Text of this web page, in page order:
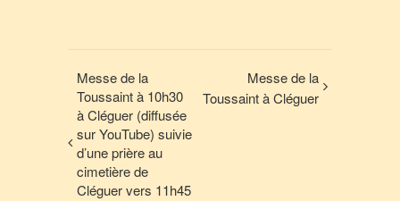
Messe de la
Toussaint à 10h30
à Cléguer (diffusée
sur YouTube) suivie
d’une prière au
cimetière de
Cléguer vers 11h45
Messe de la
Toussaint à Cléguer